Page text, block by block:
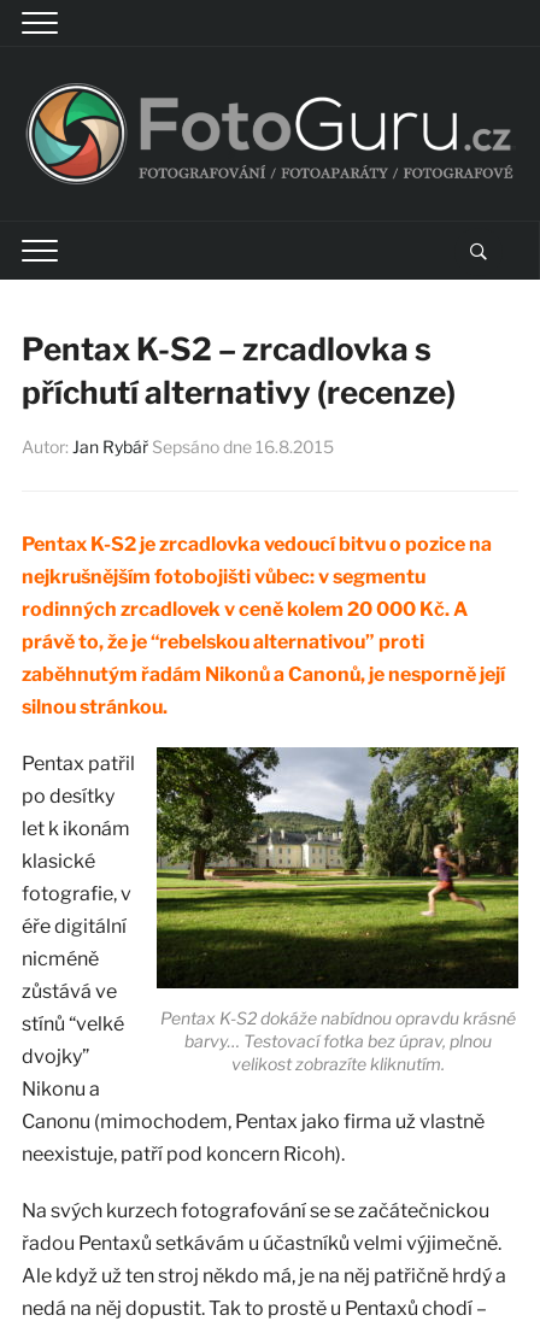
Pentax K-S2 – zrcadlovka s
příchutí alternativy (recenze)
Autor: Jan Rybář Sepsáno dne 16.8.2015
Pentax K-S2 je zrcadlovka vedoucí bitvu o pozice na
nejkrušnějším fotobojišti vůbec: v segmentu
rodinných zrcadlovek v ceně kolem 20 000 Kč. A
právě to, že je “rebelskou alternativou” proti
zaběhnutým řadám Nikonů a Canonů, je nesporně její
silnou stránkou.
Pentax K-S2 dokáže nabídnou opravdu krásné
barvy… Testovací fotka bez úprav, plnou
velikost zobrazíte kliknutím.
Pentax patřil
po desítky
let k ikonám
klasické
fotografie, v
éře digitální
nicméně
zůstává ve
stínů “velké
dvojky”
Nikonu a
Canonu (mimochodem, Pentax jako firma už vlastně
neexistuje, patří pod koncern Ricoh).
Na svých kurzech fotografování se se začátečnickou
řadou Pentaxů setkávám u účastníků velmi výjimečně.
Ale když už ten stroj někdo má, je na něj patřičně hrdý a
nedá na něj dopustit. Tak to prostě u Pentaxů chodí –